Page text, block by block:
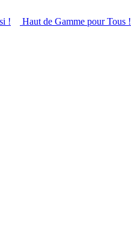
! Haut de Gamme pour Tous !